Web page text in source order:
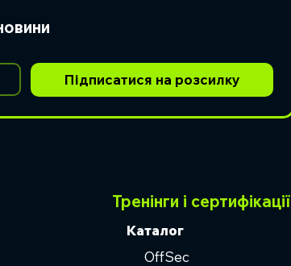
Підписатися на розсилку
Тренінги і сертифікації
Каталог
OffSec